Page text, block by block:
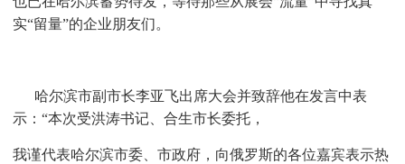
实“留量”的企业朋友们。
哈尔滨市副市长李亚飞出席大会并致辞他在发言中表
示：“本次受洪涛书记、合生市长委托，
我谨代表哈尔滨市委、市政府，向俄罗斯的各位嘉宾表示热